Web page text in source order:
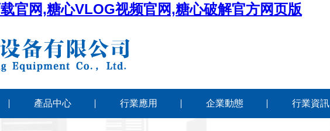
官网,糖心VLOG视频官网,糖心破解官方网页版
產品中心 行業應用 企業動態 行業資訊